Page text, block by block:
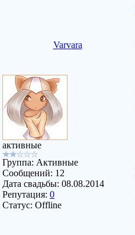
Varvara
активные
Группа: Активные
Сообщений: 12
Дата свадьбы: 08.08.2014
Репутация: 0
Статус: Offline